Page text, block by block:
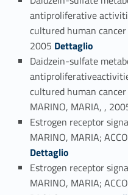
antiproliferative
cultured human cancer
2005 Link identifier #identifier_person_83863-96
Dettaglio
Daidzein-sulfate
cultured human cancer
MARINO, MARIA, ,
Estrogen receptor
MARINO, MARIA;
Dettaglio
Estrogen receptor
MARINO, MARIA;